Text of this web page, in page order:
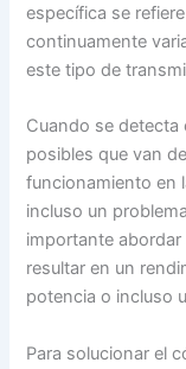
específica se
continuamente
este tipo de
Cuando se detecta
posibles que van
funcionamiento en
incluso un
importante
resultar en un
potencia o incluso
Para solucionar el